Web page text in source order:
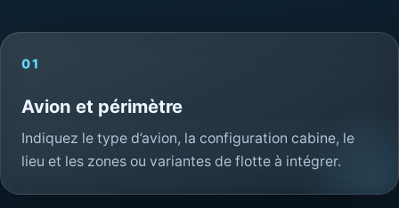
01
Avion et périmètre
Indiquez le type d’avion, la configuration cabine, le
lieu et les zones ou variantes de flotte à intégrer.